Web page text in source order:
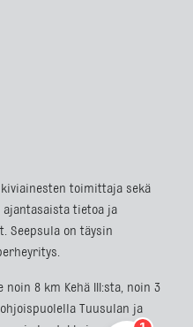
toimittaja sekä
tietoa ja
Seepsula on täysin
8 km Kehä III:sta, noin 3
Tuusulan ja